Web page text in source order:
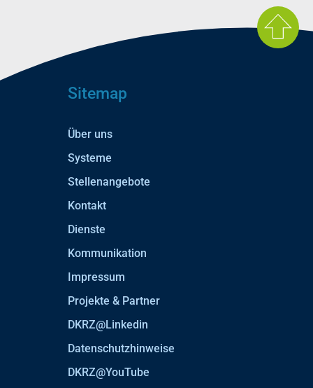
Sitemap
Über uns
Systeme
Stellenangebote
Kontakt
Dienste
Kommunikation
Impressum
Projekte & Partner
DKRZ@Linkedin
Datenschutzhinweise
DKRZ@YouTube